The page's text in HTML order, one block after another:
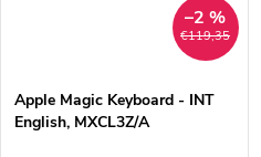
€119,35
–2 %
Apple Magic Keyboard - INT
English, MXCL3Z/A